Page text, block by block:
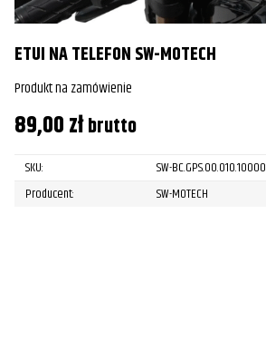
ETUI NA TELEFON SW-MOTECH
Produkt na zamówienie
89,00złbrutto
SKU:
SW-BC.GPS.00.010.10000
Producent:
SW-MOTECH